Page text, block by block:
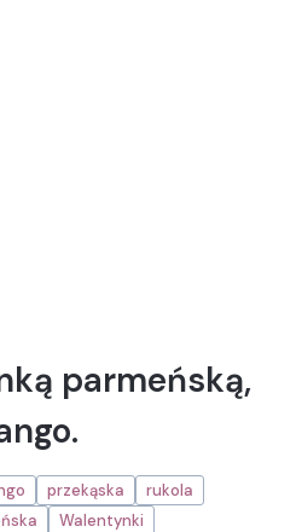
parmeńską,
przekąska
rukola
Walentynki